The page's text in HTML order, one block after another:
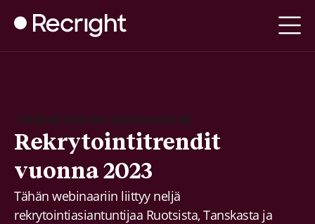
TAKAISIN KAIKKIIN WEBINAAREIHIN
Rekrytointitrendit
vuonna 2023
Tähän webinaariin liittyy neljä
rekrytointiasiantuntijaa Ruotsista, Tanskasta ja